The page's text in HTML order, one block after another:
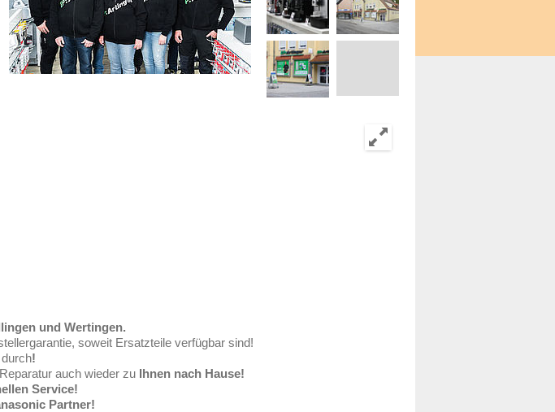
und Wertingen.
soweit Ersatzteile verfügbar sind!
durch!
auch wieder zu Ihnen nach Hause!
Service!
Partner!